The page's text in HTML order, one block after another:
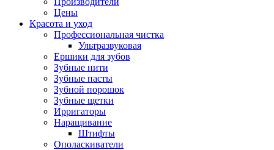
Цены
Красота и уход
Профессиональная чистка
Ультразвуковая
Ершики для зубов
Зубные нити
Зубные пасты
Зубной порошок
Зубные щетки
Ирригаторы
Наращивание
Штифты
Ополаскиватели